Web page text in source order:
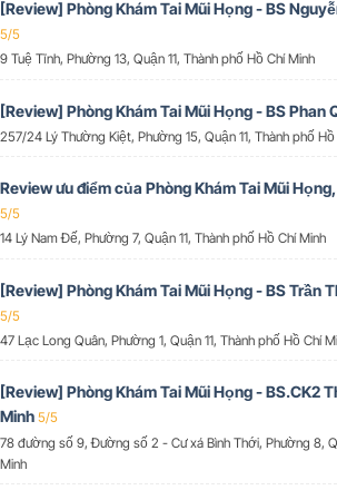
[Review] Phòng Khám Tai Mũi Họng - BS
5/5
9 Tuệ Tĩnh, Phường 13, Quận 11, Thành phố Hồ Chí Minh
[Review] Phòng Khám Tai Mũi Họng - BS Phan
257/24 Lý Thường Kiệt, Phường 15, Quận 11, Thành phố Hồ
Review ưu điểm của Phòng Khám Tai Mũi
5/5
14 Lý Nam Đế, Phường 7, Quận 11, Thành phố Hồ Chí Minh
[Review] Phòng Khám Tai Mũi Họng - BS Trần
5/5
47 Lạc Long Quân, Phường 1, Quận 11, Thành phố Hồ Chí
[Review] Phòng Khám Tai Mũi Họng - BS.CK2
Minh 5/5
78 đường số 9, Đường số 2 - Cư xá Bình Thới, Phường 8,
Minh